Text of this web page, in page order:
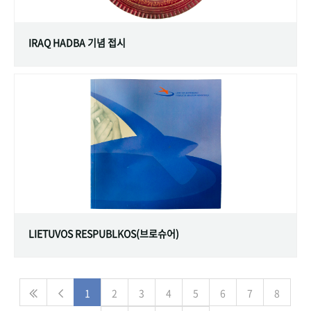
IRAQ HADBA 기념 접시
LIETUVOS RESPUBLKOS(브로슈어)
1 2 3 4 5 6 7 8